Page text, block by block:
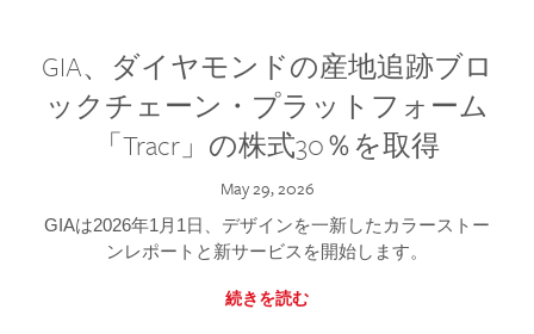
GIA、ダイヤモンドの産地追跡ブロ
ックチェーン・プラットフォーム
「Tracr」の株式30％を取得
May 29, 2026
GIAは2026年1月1日、デザインを一新したカラーストー
ンレポートと新サービスを開始します。
続きを読む